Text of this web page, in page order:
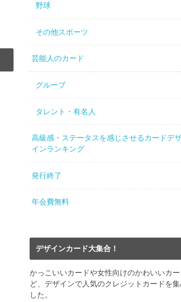
野球
その他スポーツ
芸能人のカード
グループ
タレント・有名人
高級感・ステータスを感じさせるカードデ
インランキング
発行終了
年会費無料
デザインカード大集合！
かっこいいカードや女性向けのかわいいカ
ど、デザインで人気のクレジットカードを集
した。